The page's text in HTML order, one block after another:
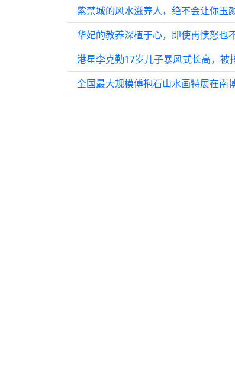
紫禁城的风水滋养人，绝不会让你玉
全国最大规模傅抱石山水画特展在南